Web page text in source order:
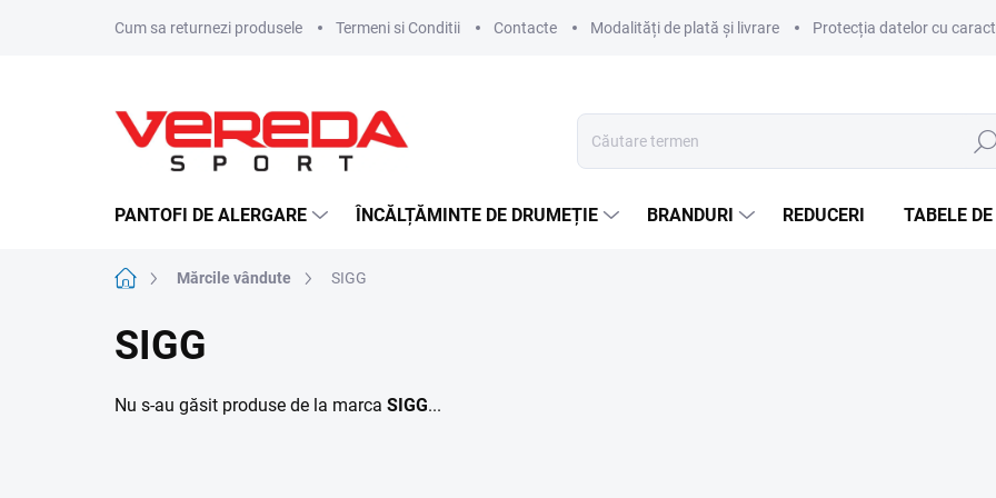
Cum sa returnezi produsele Termeni si Conditii Contacte Modalități de plată și livrare Protecția datelor cu
PANTOFI DE ALERGARE ÎNCĂLȚĂMINTE DE DRUMEȚIE BRANDURI REDUCERI TABELE
AcasăMărcile vândute SIGG
SIGG
Nu s-au găsit produse de la marca SIGG...